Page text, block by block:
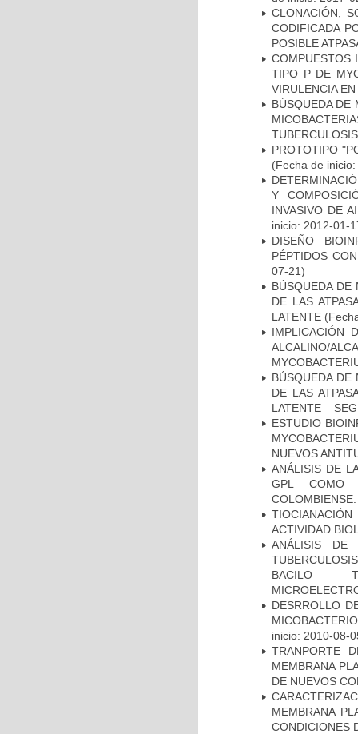
CLONACIÓN,
CODIFICADA
POSIBLE
COMPUESTOS
TIPO P DE
VIRULENCIA
BÚSQUEDA DE
PROTOTIPO
(Fecha de
Y
INVASIVO DE
inicio: 2012-01-
DISEÑO
PÉPTIDOS
07-21)
BÚSQUEDA DE
DE LAS
LATENTE
IMPLICACIÓN
ALCALINO/
BÚSQUEDA DE
DE LAS
LATENTE –
ESTUDIO
NUEVOS
ANÁLISIS DE
GPL COMO
COLOMBIENSE.
ACTIVIDAD
ANÁLISIS DE
BACILO
DESRROLLO
inicio: 2010-08-
TRANPORTE
MEMBRANA
DE NUEVOS
MEMBRANA
CONDICIONES